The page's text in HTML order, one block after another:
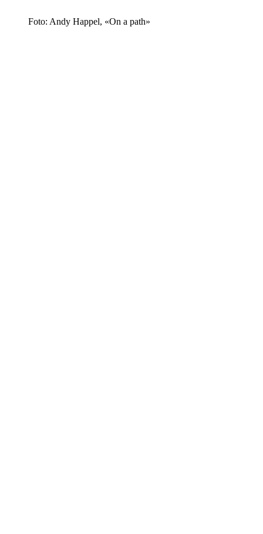
Foto: Andy Happel, «On a path»